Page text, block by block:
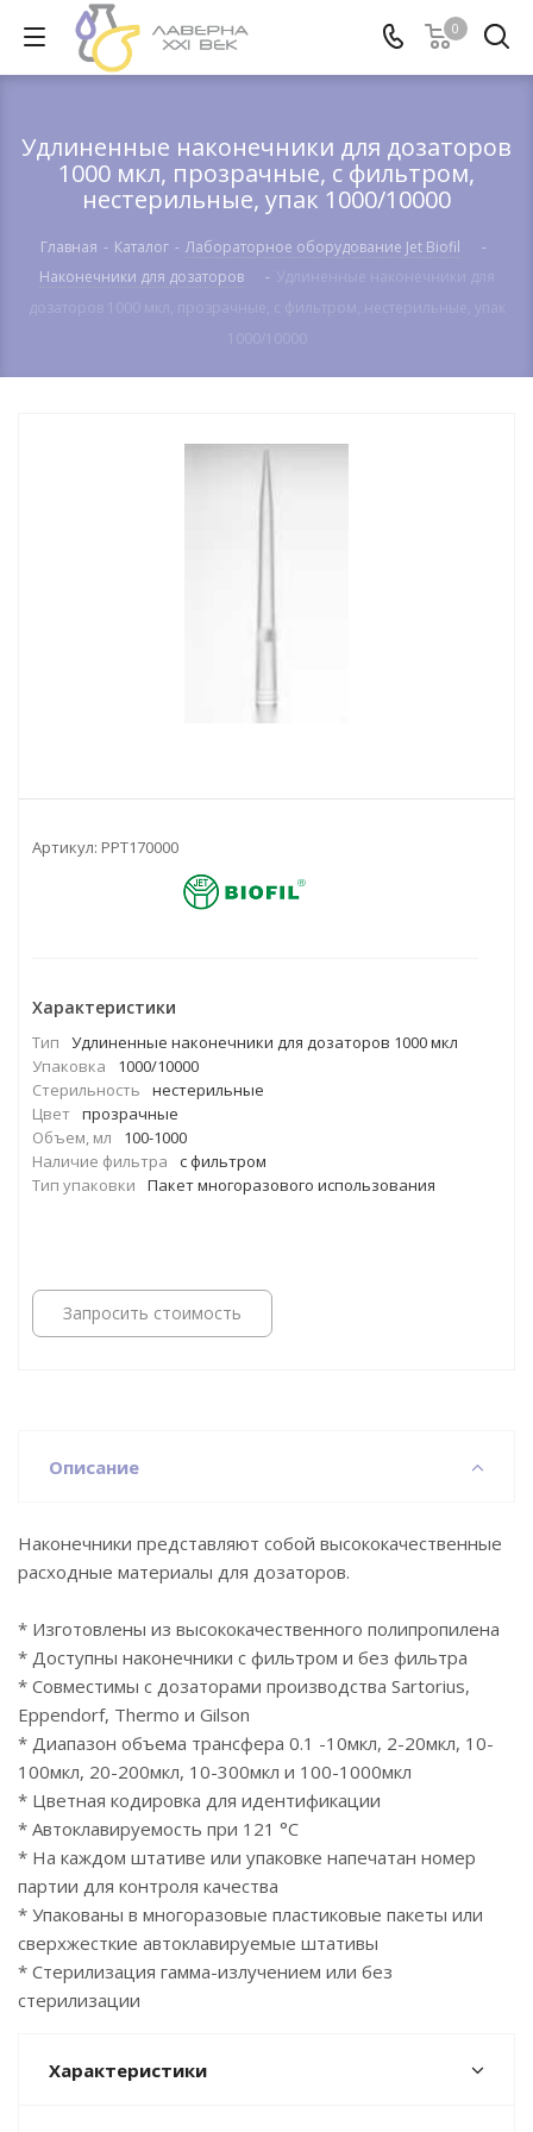
0
Удлиненные наконечники для дозаторов
1000 мкл, прозрачные, с фильтром,
нестерильные, упак 1000/10000
Главная - Каталог - Лабораторное оборудование Jet Biofil
-
Наконечники для дозаторов
-
Артикул: PPT170000
Характеристики
Тип
Удлиненные наконечники для дозаторов 1000 мкл
Упаковка
1000/10000
Стерильность
нестерильные
Цвет прозрачные
Объем, мл
100-1000
Наличие фильтра
с фильтром
Тип упаковки
Пакет многоразового использования
Запросить стоимость
Описание
Наконечники представляют собой высококачественные
расходные материалы для дозаторов.
* Изготовлены из высококачественного полипропилена
* Доступны наконечники с фильтром и без фильтра
* Совместимы с дозаторами производства Sartorius,
Eppendorf, Thermo и Gilson
* Диапазон объема трансфера 0.1 -10мкл, 2-20мкл, 10-
100мкл, 20-200мкл, 10-300мкл и 100-1000мкл
* Цветная кодировка для идентификации
* Автоклавируемость при 121 °C
* На каждом штативе или упаковке напечатан номер
партии для контроля качества
* Упакованы в многоразовые пластиковые пакеты или
сверхжесткие автоклавируемые штативы
* Стерилизация гамма-излучением или без
стерилизации
Характеристики